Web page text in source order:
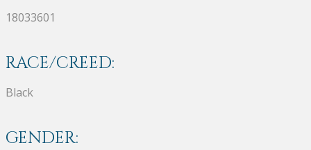
18033601
RACE/CREED:
Black
GENDER: